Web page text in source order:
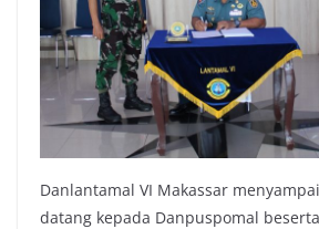
Danlantamal VI Makassar
datang kepada Danpuspomal